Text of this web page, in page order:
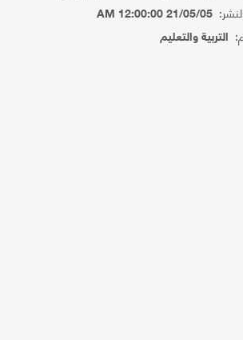
21/05/05 12:00:00 AM
التربية والتعليم